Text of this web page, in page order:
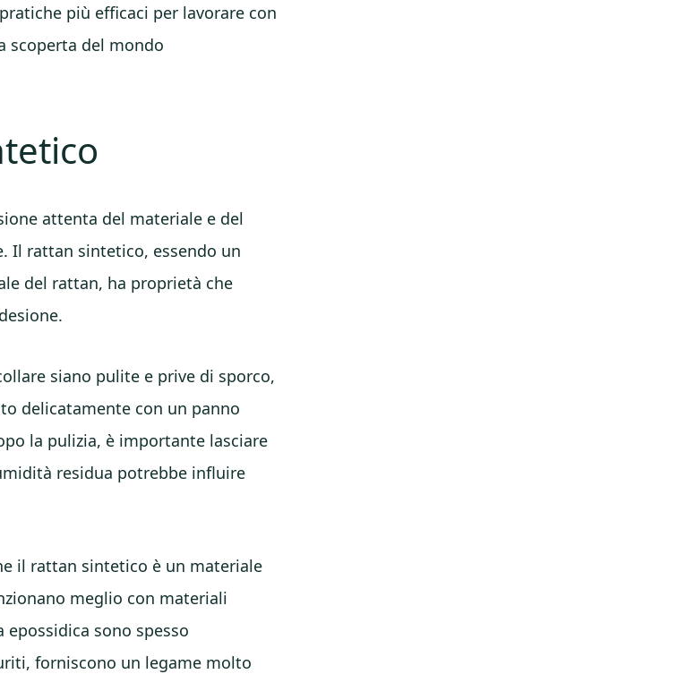
più efficaci per lavorare con
scoperta del mondo
attenta del materiale e del
Il rattan sintetico, essendo un
del rattan, ha proprietà che
siano pulite e prive di sporco,
delicatamente con un panno
la pulizia, è importante lasciare
residua potrebbe influire
il rattan sintetico è un materiale
meglio con materiali
sono spesso
forniscono un legame molto